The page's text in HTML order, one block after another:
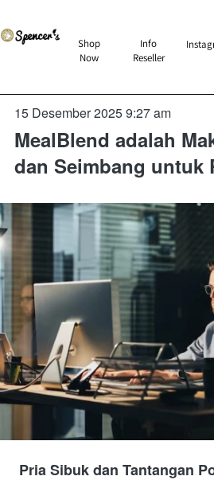
`
Shop
Now
` Info
Reseller
`
15 Desember 2025 9:27 am
MealBlend adalah
dan Seimbang untuk
Pria Sibuk dan Tantangan